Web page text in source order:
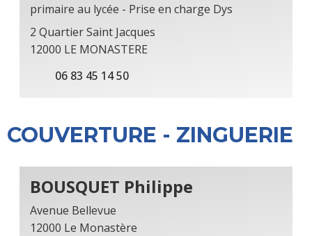
primaire au lycée - Prise en charge Dys
2 Quartier Saint Jacques
12000 LE MONASTERE
06 83 45 14 50
COUVERTURE - ZINGUERIE
BOUSQUET Philippe
Avenue Bellevue
12000 Le Monastère